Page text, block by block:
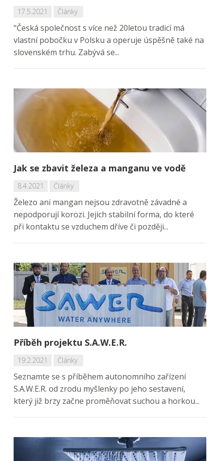
17.5.2021 Články
“Česká společnost s více než 20letou tradicí má
vlastní pobočku v Polsku a operuje úspěšně také na
slovenském trhu. Zabývá se...
Jak se zbavit železa a manganu ve vodě
8.4.2021 Články
Železo ani mangan nejsou zdravotně závadné a
nepodporují korozi. Jejich stabilní forma, do které
při kontaktu se vzduchem dříve či později...
Příběh projektu S.A.W.E.R.
19.2.2021 Články
Seznamte se s příběhem autonomního zařízení
S.A.W.E.R. od zrodu myšlenky po jeho sestavení,
který již brzy začne proměňovat suchou a horkou...